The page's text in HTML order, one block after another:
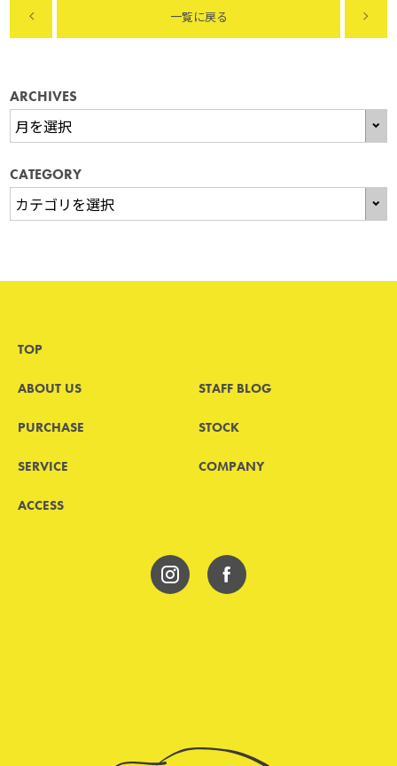
一覧に戻る
ARCHIVES
CATEGORY
TOP
ABOUT US STAFF BLOG
PURCHASE STOCK
SERVICE COMPANY
ACCESS